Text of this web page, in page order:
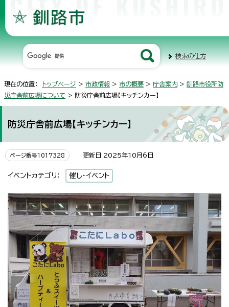
検索の仕方
現在の位置： トップページ > 市政情報 > 市の概要 > 庁舎案内 > 釧路市役所防
災庁舎前広場について > 防災庁舎前広場【キッチンカー】
防災庁舎前広場【キッチンカー】
ページ番号1017328 更新日 2025年10月6日
イベントカテゴリ： 催し・イベント